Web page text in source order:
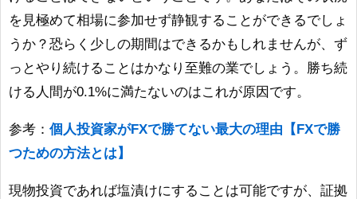
を見極めて相場に参加せず静観することができるでしょ
うか？恐らく少しの期間はできるかもしれませんが、ず
っとやり続けることはかなり至難の業でしょう。勝ち続
ける人間が0.1%に満たないのはこれが原因です。
参考： 個人投資家がFXで勝てない最大の理由【FXで勝
つための方法とは】
現物投資であれば塩漬けにすることは可能ですが、証拠